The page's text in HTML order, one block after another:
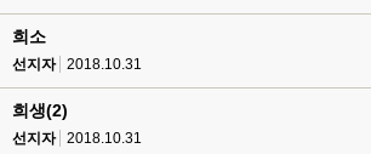
희소
선지자 2018.10.31
희생(2)
선지자 2018.10.31